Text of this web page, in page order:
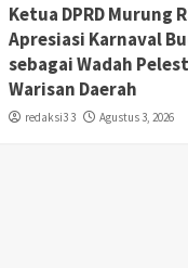
Ketua DPRD Murung
Apresiasi Karnaval
sebagai Wadah
Warisan Daerah
redaksi3 3 Agustus 3, 2026